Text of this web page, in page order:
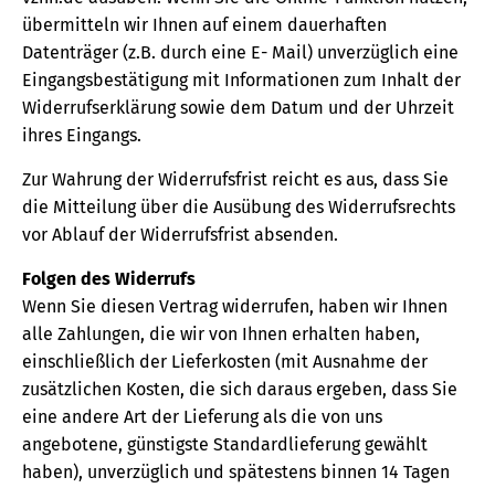
übermitteln wir Ihnen auf einem dauerhaften
Datenträger (z.B. durch eine E- Mail) unverzüglich eine
Eingangsbestätigung mit Informationen zum Inhalt der
Widerrufserklärung sowie dem Datum und der Uhrzeit
ihres Eingangs.
Zur Wahrung der Widerrufsfrist reicht es aus, dass Sie
die Mitteilung über die Ausübung des Widerrufsrechts
vor Ablauf der Widerrufsfrist absenden.
Folgen des Widerrufs
Wenn Sie diesen Vertrag widerrufen, haben wir Ihnen
alle Zahlungen, die wir von Ihnen erhalten haben,
einschließlich der Lieferkosten (mit Ausnahme der
zusätzlichen Kosten, die sich daraus ergeben, dass Sie
eine andere Art der Lieferung als die von uns
angebotene, günstigste Standardlieferung gewählt
haben), unverzüglich und spätestens binnen 14 Tagen